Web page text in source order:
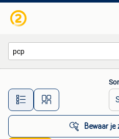
Alle
Bewaar je